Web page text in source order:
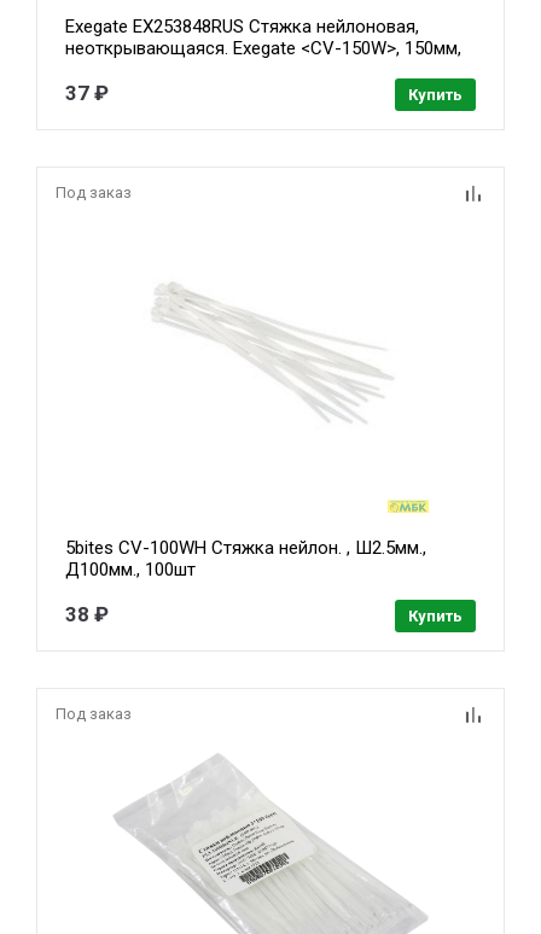
Exegate EX253848RUS Стяжка нейлоновая,
неоткрывающаяся. Exegate <CV-150W>, 150мм,
37 ₽ Купить
Под заказ
5bites CV-100WH Стяжка нейлон. , Ш2.5мм.,
Д100мм., 100шт
38 ₽ Купить
Под заказ